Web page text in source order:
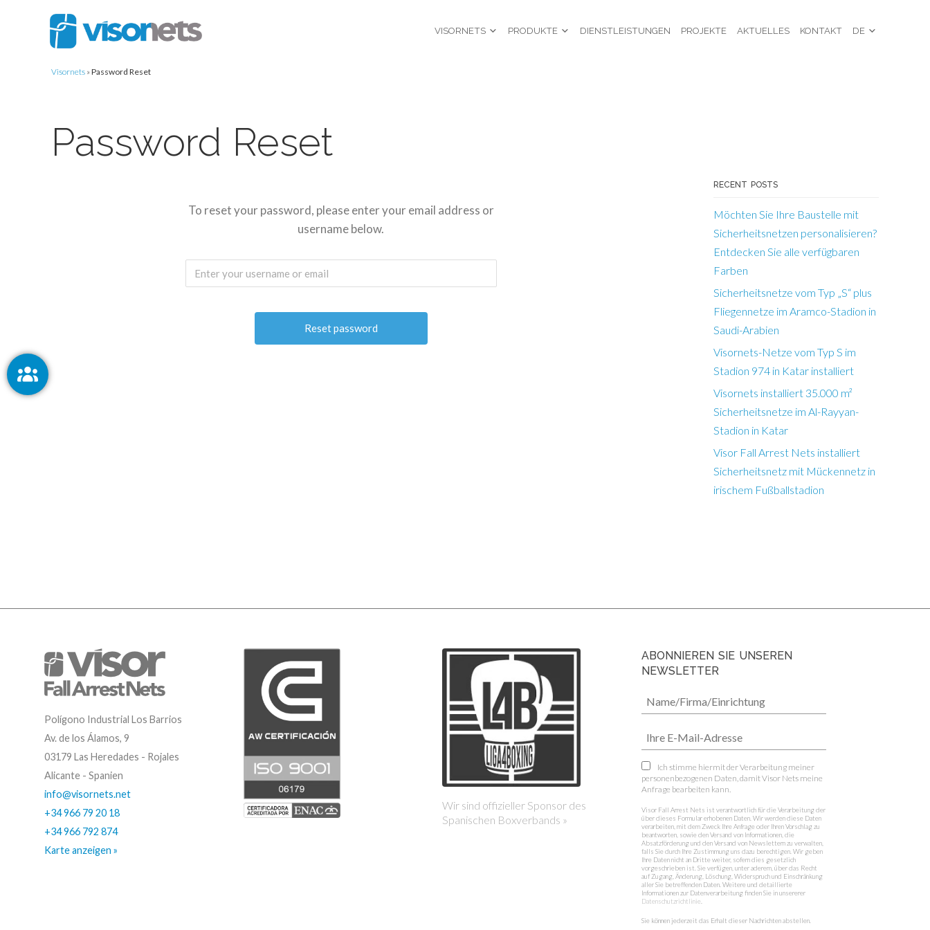
VISORNETS PRODUKTE DIENSTLEISTUNGEN PROJEKTE AKTUELLES KONTAKT DE
Visornets »Password Reset
Password Reset
To reset your password, please enter your email address or
username below.
RECENT POSTS
Möchten Sie Ihre Baustelle mit
Sicherheitsnetzen personalisieren?
Entdecken Sie alle verfügbaren
Farben
Sicherheitsnetze vom Typ „S“ plus
Fliegennetze im Aramco-Stadion in
Saudi-Arabien
Visornets-Netze vom Typ S im
Stadion 974 in Katar installiert
Visornets installiert 35.000 m²
Sicherheitsnetze im Al-Rayyan-
Stadion in Katar
Visor Fall Arrest Nets installiert
Sicherheitsnetz mit Mückennetz in
irischem Fußballstadion
Polígono Industrial Los Barrios
Av. de los Álamos, 9
03179 Las Heredades - Rojales
Alicante - Spanien
info@visornets.net
+34 966 79 20 18
+34 966 792 874
Karte anzeigen »
Wir sind offizieller Sponsor des
Spanischen Boxverbands »
ABONNIEREN SIE UNSEREN
NEWSLETTER
Ich stimme hiermit der Verarbeitung meiner
personenbezogenen Daten, damit Visor Nets meine
Anfrage bearbeiten kann.
Visor Fall Arrest Nets ist verantwortlich für die Verarbeitung der
über dieses Formular erhobenen Daten. Wir werden diese Daten
verarbeiten, mit dem Zweck Ihre Anfrage oder Ihren Vorschlag zu
beantworten, sowie den Versand von Informationen, die
Absatzförderung und den Versand von Newslettern zu verwalten,
falls Sie durch Ihre Zustimmung uns dazu berechtigen. Wir geben
Ihre Daten nicht an Dritte weiter, sofern dies gesetzlich
vorgeschrieben ist. Sie verfügen, unter aderem, über das Recht
auf Zugang, Änderung, Löschung, Widerspruch und Einschränkung
aller Sie betreffenden Daten. Weitere und detaillierte
Informationen zur Datenverarbeitung finden Sie in unsererer
Datenschutzrichtlinie
Sie können jederzeit das Erhalt dieser Nachrichten abstellen.